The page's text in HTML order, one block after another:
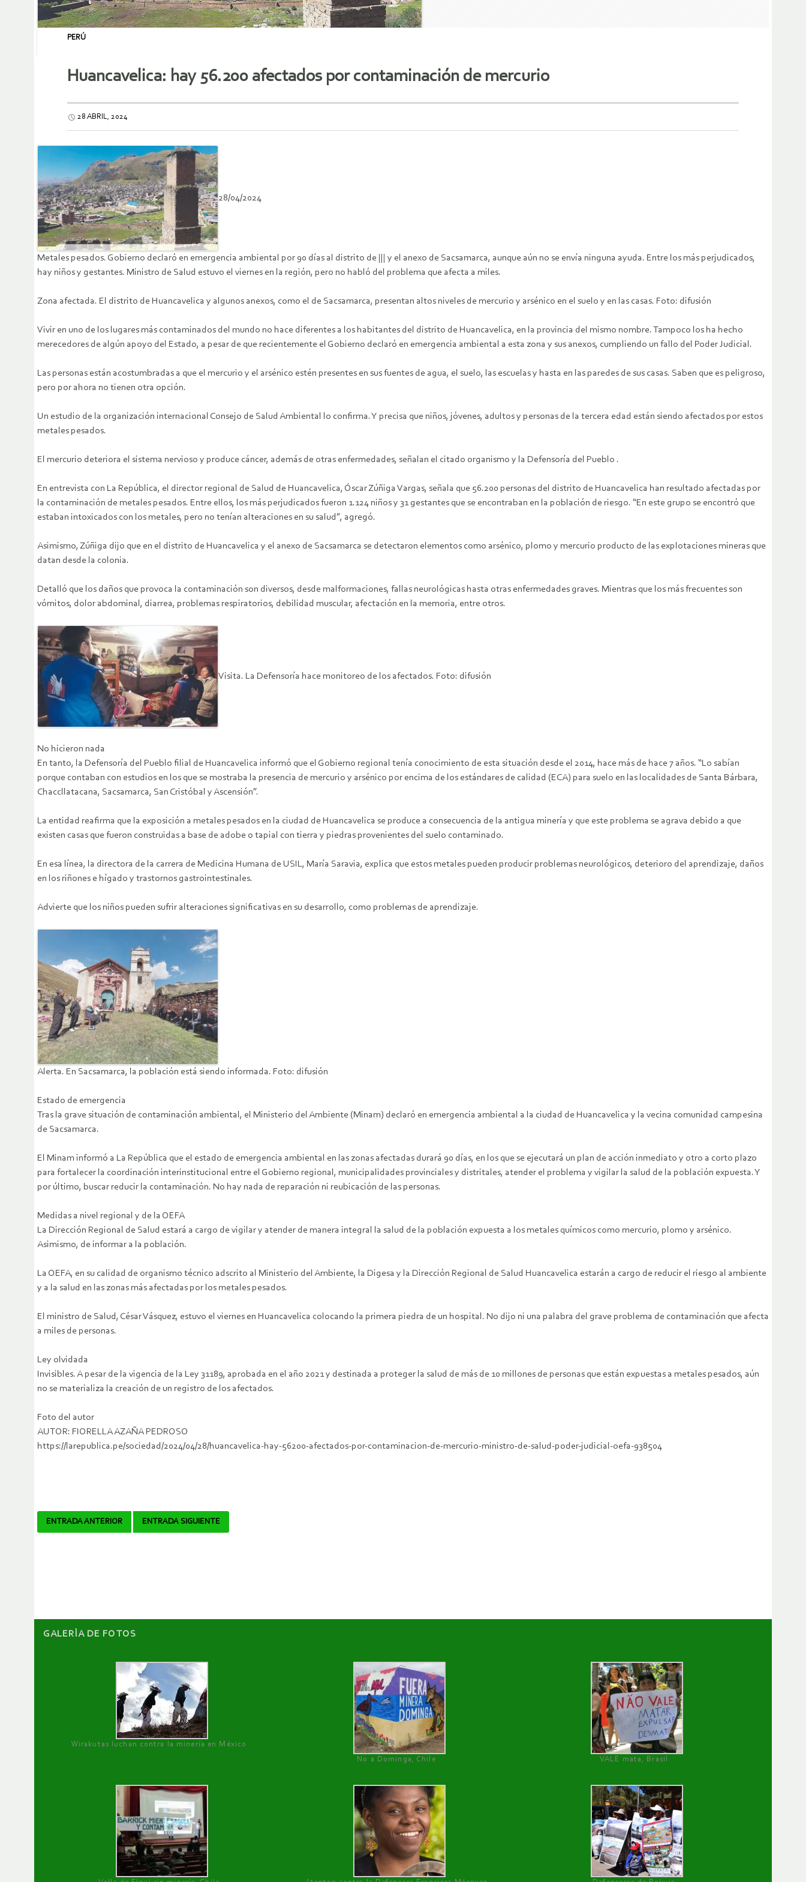
PERÚ
Huancavelica: hay 56.200 afectados por contaminación de mercurio
28 ABRIL, 2024
28/04/2024
Metales pesados. Gobierno declaró en emergencia ambiental por 90 días al distrito de ||| y el anexo de Sacsamarca, aunque aún no se envía ninguna ayuda. Entre los más perjudicados,
hay niños y gestantes. Ministro de Salud estuvo el viernes en la región, pero no habló del problema que afecta a miles.
Zona afectada. El distrito de Huancavelica y algunos anexos, como el de Sacsamarca, presentan altos niveles de mercurio y arsénico en el suelo y en las casas. Foto: difusión
Vivir en uno de los lugares más contaminados del mundo no hace diferentes a los habitantes del distrito de Huancavelica, en la provincia del mismo nombre. Tampoco los ha hecho
merecedores de algún apoyo del Estado, a pesar de que recientemente el Gobierno declaró en emergencia ambiental a esta zona y sus anexos, cumpliendo un fallo del Poder Judicial.
Las personas están acostumbradas a que el mercurio y el arsénico estén presentes en sus fuentes de agua, el suelo, las escuelas y hasta en las paredes de sus casas. Saben que es peligroso,
pero por ahora no tienen otra opción.
Un estudio de la organización internacional Consejo de Salud Ambiental lo confirma. Y precisa que niños, jóvenes, adultos y personas de la tercera edad están siendo afectados por estos
metales pesados.
El mercurio deteriora el sistema nervioso y produce cáncer, además de otras enfermedades, señalan el citado organismo y la Defensoría del Pueblo .
En entrevista con La República, el director regional de Salud de Huancavelica, Óscar Zúñiga Vargas, señala que 56.200 personas del distrito de Huancavelica han resultado afectadas por
la contaminación de metales pesados. Entre ellos, los más perjudicados fueron 1.124 niños y 31 gestantes que se encontraban en la población de riesgo. “En este grupo se encontró que
estaban intoxicados con los metales, pero no tenían alteraciones en su salud”, agregó.
Asimismo, Zúñiga dijo que en el distrito de Huancavelica y el anexo de Sacsamarca se detectaron elementos como arsénico, plomo y mercurio producto de las explotaciones mineras que
datan desde la colonia.
Detalló que los daños que provoca la contaminación son diversos, desde malformaciones, fallas neurológicas hasta otras enfermedades graves. Mientras que los más frecuentes son
vómitos, dolor abdominal, diarrea, problemas respiratorios, debilidad muscular, afectación en la memoria, entre otros.
Visita. La Defensoría hace monitoreo de los afectados. Foto: difusión
No hicieron nada
En tanto, la Defensoría del Pueblo filial de Huancavelica informó que el Gobierno regional tenía conocimiento de esta situación desde el 2014, hace más de hace 7 años. “Lo sabían
porque contaban con estudios en los que se mostraba la presencia de mercurio y arsénico por encima de los estándares de calidad (ECA) para suelo en las localidades de Santa Bárbara,
Chaccllatacana, Sacsamarca, San Cristóbal y Ascensión”.
La entidad reafirma que la exposición a metales pesados en la ciudad de Huancavelica se produce a consecuencia de la antigua minería y que este problema se agrava debido a que
existen casas que fueron construidas a base de adobe o tapial con tierra y piedras provenientes del suelo contaminado.
En esa línea, la directora de la carrera de Medicina Humana de USIL, María Saravia, explica que estos metales pueden producir problemas neurológicos, deterioro del aprendizaje, daños
en los riñones e hígado y trastornos gastrointestinales.
Advierte que los niños pueden sufrir alteraciones significativas en su desarrollo, como problemas de aprendizaje.
Alerta. En Sacsamarca, la población está siendo informada. Foto: difusión
Estado de emergencia
Tras la grave situación de contaminación ambiental, el Ministerio del Ambiente (Minam) declaró en emergencia ambiental a la ciudad de Huancavelica y la vecina comunidad campesina
de Sacsamarca.
El Minam informó a La República que el estado de emergencia ambiental en las zonas afectadas durará 90 días, en los que se ejecutará un plan de acción inmediato y otro a corto plazo
para fortalecer la coordinación interinstitucional entre el Gobierno regional, municipalidades provinciales y distritales, atender el problema y vigilar la salud de la población expuesta. Y
por último, buscar reducir la contaminación. No hay nada de reparación ni reubicación de las personas.
Medidas a nivel regional y de la OEFA
La Dirección Regional de Salud estará a cargo de vigilar y atender de manera integral la salud de la población expuesta a los metales químicos como mercurio, plomo y arsénico.
Asimismo, de informar a la población.
La OEFA, en su calidad de organismo técnico adscrito al Ministerio del Ambiente, la Digesa y la Dirección Regional de Salud Huancavelica estarán a cargo de reducir el riesgo al ambiente
y a la salud en las zonas más afectadas por los metales pesados.
El ministro de Salud, César Vásquez, estuvo el viernes en Huancavelica colocando la primera piedra de un hospital. No dijo ni una palabra del grave problema de contaminación que afecta
a miles de personas.
Ley olvidada
Invisibles. A pesar de la vigencia de la Ley 31189, aprobada en el año 2021 y destinada a proteger la salud de más de 10 millones de personas que están expuestas a metales pesados, aún
no se materializa la creación de un registro de los afectados.
Foto del autor
AUTOR: FIORELLA AZAÑA PEDROSO
https://larepublica.pe/sociedad/2024/04/28/huancavelica-hay-56200-afectados-por-contaminacion-de-mercurio-ministro-de-salud-poder-judicial-oefa-938504
Navegador
ENTRADA ANTERIOR ENTRADA SIGUIENTE
GALERÌA DE FOTOS
Wirakutas luchan contra la minería en México
No a Dominga, Chile
VALE mata, Brasil